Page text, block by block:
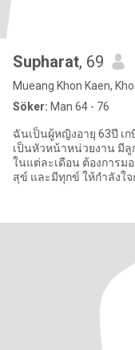
Supharat, 69
Mueang Khon Kaen,
Söker: Man 64 - 76
ฉันเป็นผู้หญิงอายุ 63ปี เ
เป็นหัวหน้าหน่วยงาน มี
ในแต่ละเดือน ต้องการม
สุข์ และมีทุกข์ ให้กำลังใ